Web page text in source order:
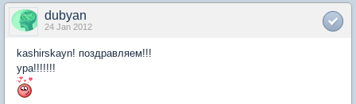
dubyan
24 Jan 2012
kashirskayn! поздравляем!!!
ура!!!!!!!